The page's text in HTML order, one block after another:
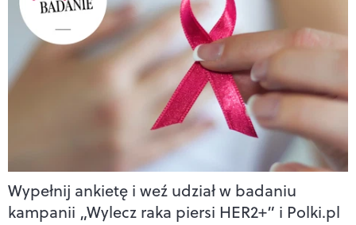
Wypełnij ankietę i weź udział w badaniu
kampanii „Wylecz raka piersi HER2+” i Polki.pl